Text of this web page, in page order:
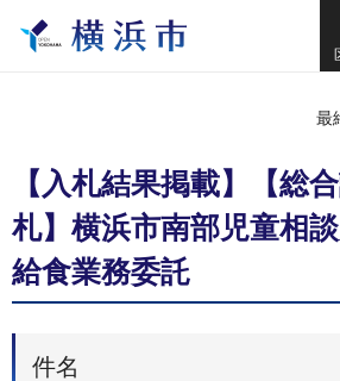
最
【入札結果掲載】【総
札】横浜市南部児童相
給食業務委託
件名